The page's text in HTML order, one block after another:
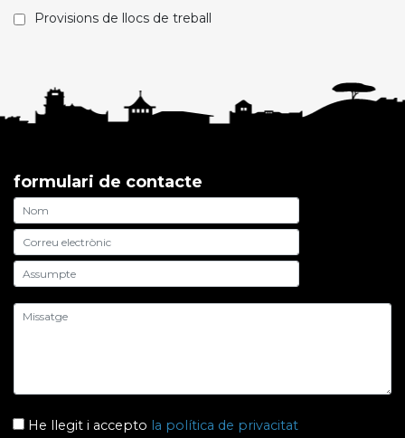
Provisions de llocs de treball
formulari de contacte
He llegit i accepto la política de privacitat